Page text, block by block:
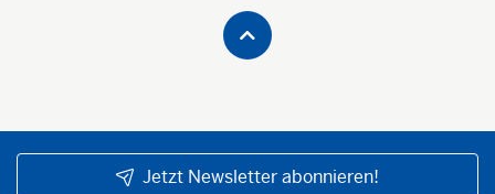
Jetzt Newsletter abonnieren!